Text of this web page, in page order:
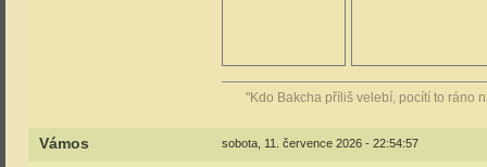
"Kdo Bakcha příliš velebí, pocítí to ráno
Vámos sobota, 11. července 2026 - 22:54:57